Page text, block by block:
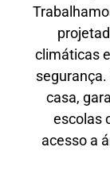
climáticas
casa,
escolas
acesso a